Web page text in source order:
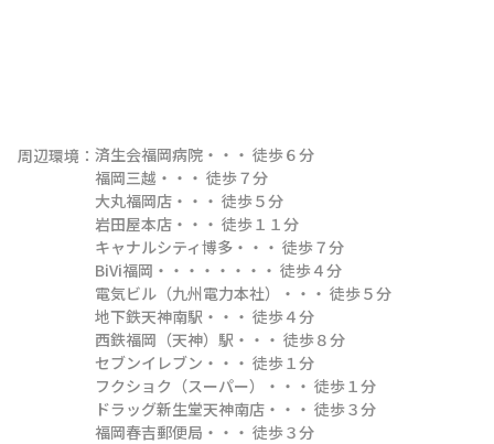
周辺環境： 済生会福岡病院・・・ 徒歩６分
福岡三越・・・ 徒歩７分
大丸福岡店・・・ 徒歩５分
岩田屋本店・・・ 徒歩１１分
キャナルシティ博多・・・ 徒歩７分
BiVi福岡・・・・・・・・ 徒歩４分
電気ビル（九州電力本社）・・・ 徒歩５分
地下鉄天神南駅・・・ 徒歩４分
西鉄福岡（天神）駅・・・ 徒歩８分
セブンイレブン・・・ 徒歩１分
フクショク（スーパー）・・・ 徒歩１分
ドラッグ新生堂天神南店・・・ 徒歩３分
福岡春吉郵便局・・・ 徒歩３分